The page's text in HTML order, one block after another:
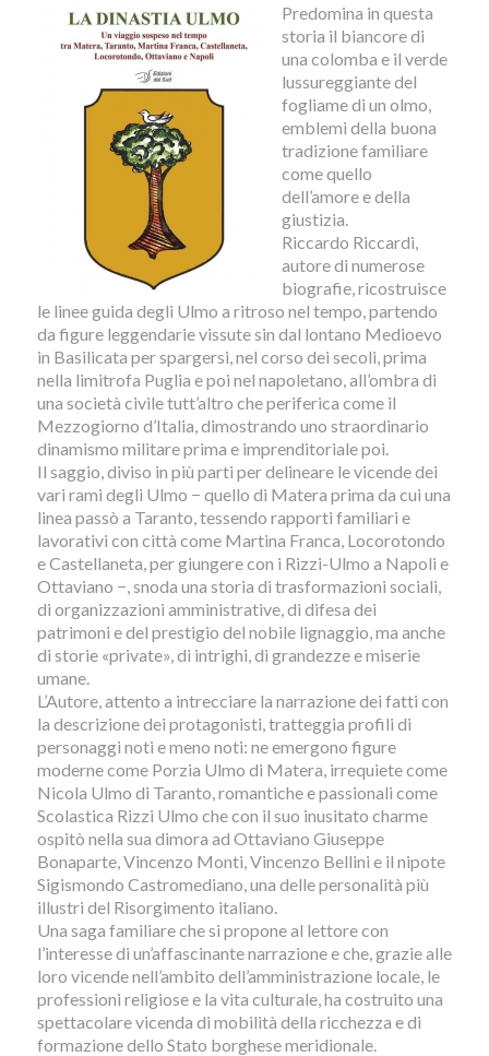
Predomina in questa
storia il biancore di
una colomba e il verde
lussureggiante del
fogliame di un olmo,
emblemi della buona
tradizione familiare
come quello
dell’amore e della
giustizia.
Riccardo Riccardi,
autore di numerose
biografie, ricostruisce
le linee guida degli Ulmo a ritroso nel tempo, partendo
da figure leggendarie vissute sin dal lontano Medioevo
in Basilicata per spargersi, nel corso dei secoli, prima
nella limitrofa Puglia e poi nel napoletano, all’ombra di
una società civile tutt’altro che periferica come il
Mezzogiorno d’Italia, dimostrando uno straordinario
dinamismo militare prima e imprenditoriale poi.
Il saggio, diviso in più parti per delineare le vicende dei
vari rami degli Ulmo − quello di Matera prima da cui una
linea passò a Taranto, tessendo rapporti familiari e
lavorativi con città come Martina Franca, Locorotondo
e Castellaneta, per giungere con i Rizzi-Ulmo a Napoli e
Ottaviano −, snoda una storia di trasformazioni sociali,
di organizzazioni amministrative, di difesa dei
patrimoni e del prestigio del nobile lignaggio, ma anche
di storie «private», di intrighi, di grandezze e miserie
umane.
L’Autore, attento a intrecciare la narrazione dei fatti con
la descrizione dei protagonisti, tratteggia profili di
personaggi noti e meno noti: ne emergono figure
moderne come Porzia Ulmo di Matera, irrequiete come
Nicola Ulmo di Taranto, romantiche e passionali come
Scolastica Rizzi Ulmo che con il suo inusitato charme
ospitò nella sua dimora ad Ottaviano Giuseppe
Bonaparte, Vincenzo Monti, Vincenzo Bellini e il nipote
Sigismondo Castromediano, una delle personalità più
illustri del Risorgimento italiano.
Una saga familiare che si propone al lettore con
l’interesse di un’affascinante narrazione e che, grazie alle
loro vicende nell’ambito dell’amministrazione locale, le
professioni religiose e la vita culturale, ha costruito una
spettacolare vicenda di mobilità della ricchezza e di
formazione dello Stato borghese meridionale.